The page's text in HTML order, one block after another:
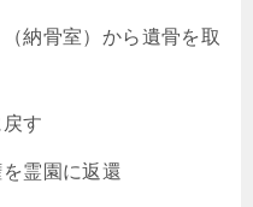
（納骨室）から遺骨を取
す
を霊園に返還